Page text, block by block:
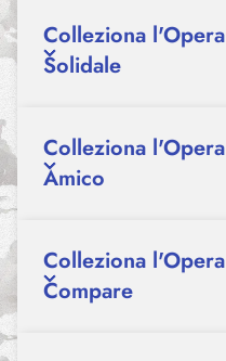
Colleziona
Solidale
Colleziona
Amico
Colleziona
Compare